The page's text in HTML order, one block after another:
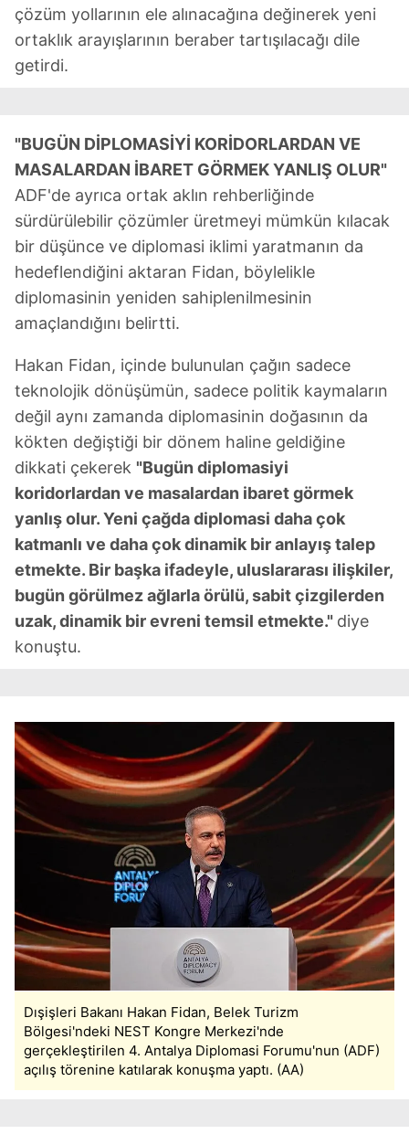
çözüm yollarının ele alınacağına değinerek yeni
ortaklık arayışlarının beraber tartışılacağı dile
getirdi.
"BUGÜN DİPLOMASİYİ KORİDORLARDAN VE
MASALARDAN İBARET GÖRMEK YANLIŞ OLUR"
ADF'de ayrıca ortak aklın rehberliğinde
sürdürülebilir çözümler üretmeyi mümkün kılacak
bir düşünce ve diplomasi iklimi yaratmanın da
hedeflendiğini aktaran Fidan, böylelikle
diplomasinin yeniden sahiplenilmesinin
amaçlandığını belirtti.
Hakan Fidan, içinde bulunulan çağın sadece
teknolojik dönüşümün, sadece politik kaymaların
değil aynı zamanda diplomasinin doğasının da
kökten değiştiği bir dönem haline geldiğine
dikkati çekerek "Bugün diplomasiyi
koridorlardan ve masalardan ibaret görmek
yanlış olur. Yeni çağda diplomasi daha çok
katmanlı ve daha çok dinamik bir anlayış talep
etmekte. Bir başka ifadeyle, uluslararası ilişkiler,
bugün görülmez ağlarla örülü, sabit çizgilerden
uzak, dinamik bir evreni temsil etmekte." diye
konuştu.
Dışişleri Bakanı Hakan Fidan, Belek Turizm
Bölgesi'ndeki NEST Kongre Merkezi'nde
gerçekleştirilen 4. Antalya Diplomasi Forumu'nun (ADF)
açılış törenine katılarak konuşma yaptı. (AA)